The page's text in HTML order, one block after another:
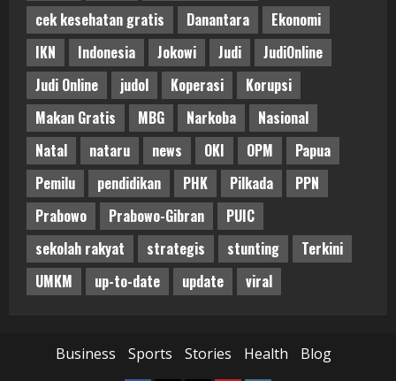
cek kesehatan gratis Danantara
Ekonomi
IKN
Indonesia Jokowi Judi
JudiOnline
Judi Online
judol Koperasi
Korupsi
Makan Gratis
MBG Narkoba
Nasional
Natal
nataru news OKI OPM
Papua
Pemilu
pendidikan PHK Pilkada
PPN
Prabowo
Prabowo-Gibran
PUIC
sekolah rakyat
strategis stunting
Terkini
UMKM
up-to-date update viral
Business Sports Stories Health Blog